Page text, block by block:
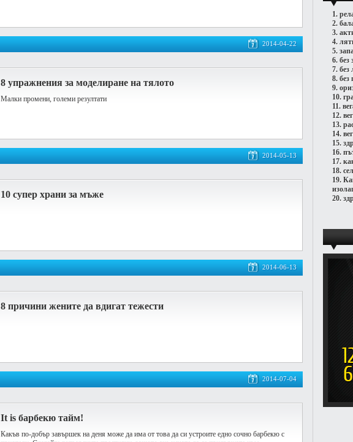
2014-04-22
8 упражнения за моделиране на тялото
Малки промени, големи резултати
2014-05-13
10 супер храни за мъже
2014-06-13
8 причини жените да вдигат тежести
2014-07-04
It is барбекю тайм!
Какъв по-добър завършек на деня може да има от това да си устроите едно сочно барбекю с
1.
2.
3.
4.
5.
6. без
7. без
8. без
9.
10.
11.
12.
13.
14.
15.
16.
17.
18.
19.
20.